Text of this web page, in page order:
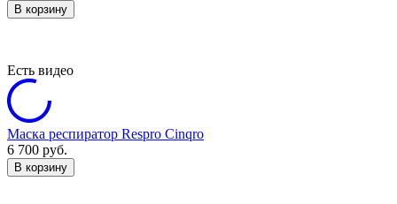
В корзину
Есть видео
Маска респиратор Respro Cinqro
6 700 руб.
В корзину